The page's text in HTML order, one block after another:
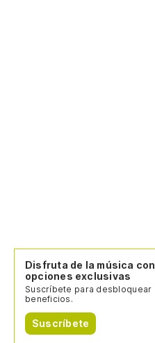
Disfruta de la música con
opciones exclusivas
Suscríbete para desbloquear
beneficios.
Suscríbete